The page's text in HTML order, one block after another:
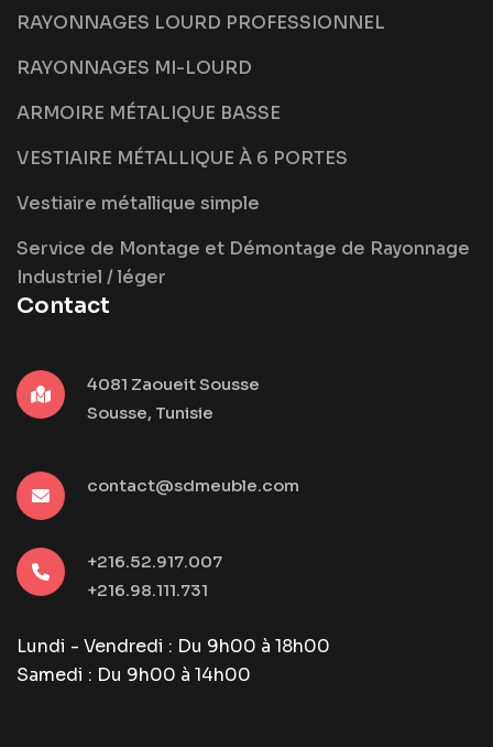
RAYONNAGES LOURD PROFESSIONNEL
RAYONNAGES MI-LOURD
ARMOIRE MÉTALIQUE BASSE
VESTIAIRE MÉTALLIQUE À 6 PORTES
Vestiaire métallique simple
Service de Montage et Démontage de Rayonnage
Industriel / léger
Contact
4081 Zaoueit Sousse
Sousse, Tunisie
contact@sdmeuble.com
+216.52.917.007
+216.98.111.731
Lundi - Vendredi : Du 9h00 à 18h00
Samedi : Du 9h00 à 14h00